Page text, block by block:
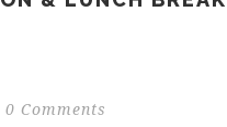
0 Comments